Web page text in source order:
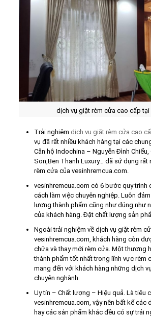
dịch vụ giặt rèm cửa cao cấp tại
Trải nghiệm dịch vụ giặt rèm cửa cao
vụ đã rất nhiều khách hàng tại các
Căn hộ Indochina – Nguyễn Đình Chiểu,
Son,Ben Thanh Luxury… đã sử dụng rất
rèm cửa của vesinhremcua.com.
vesinhremcua.com có 6 bước quy trình
cách làm việc chuyên nghiệp. Luôn
lượng thành phẩm cũng như đúng như
của khách hàng. Đặt chất lượng sản
Ngoài trải nghiệm về dịch vụ giặt rèm
vesinhremcua.com, khách hàng còn
chữa và thay mới rèm cửa. Một thương
thành phẩm tốt nhất trong lĩnh vực rèm
mang đến với khách hàng những dịch
chuyên nghành.
Uy tín – Chất lượng – Hiệu quả. Là tiêu
vesinhremcua.com, vậy nên bất kể các
hay các sản phẩm khác đều có sự trải